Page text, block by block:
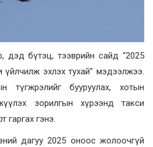
дэд бүтэц, тээврийн сайд “2025
эхлэх тухай” мэдээлжээ.
түгжрэлийг бууруулах, хотын
зорилгын хүрээнд такси
гаргах гэнэ.
дагуу 2025 оноос жолоочгүй